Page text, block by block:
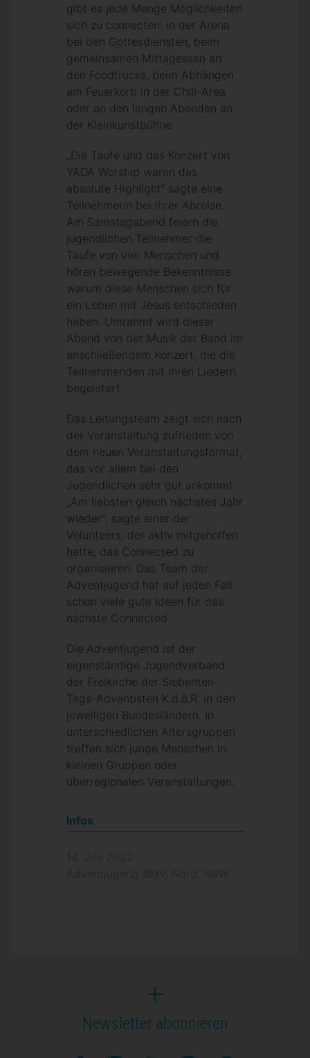
gibt es jede Menge Möglichkeiten
sich zu connecten: in der Arena
bei den Gottesdiensten, beim
gemeinsamen Mittagessen an
den Foodtrucks, beim Abhängen
am Feuerkorb in der Chill-Area
oder an den langen Abenden an
der Kleinkunstbühne.
„Die Taufe und das Konzert von
YADA Worship waren das
absolute Highlight“ sagte eine
Teilnehmerin bei ihrer Abreise.
Am Samstagabend feiern die
jugendlichen Teilnehmer die
Taufe von vier Menschen und
hören bewegende Bekenntnisse
warum diese Menschen sich für
ein Leben mit Jesus entschieden
haben. Umrahmt wird dieser
Abend von der Musik der Band im
anschließendem Konzert, die die
Teilnehmenden mit ihren Liedern
begeistert.
Das Leitungsteam zeigt sich nach
der Veranstaltung zufrieden von
dem neuen Veranstaltungsformat,
das vor allem bei den
Jugendlichen sehr gut ankommt.
„Am liebsten gleich nächstes Jahr
wieder“, sagte einer der
Volunteers, der aktiv mitgeholfen
hatte, das Connected zu
organisieren. Das Team der
Adventjugend hat auf jeden Fall
schon viele gute Ideen für das
nächste Connected.
Die Adventjugend ist der
eigenständige Jugendverband
der Freikirche der Siebenten-
Tags-Adventisten K.d.ö.R. in den
jeweiligen Bundesländern. In
unterschiedlichen Altersgruppen
treffen sich junge Menschen in
kleinen Gruppen oder
überregionalen Veranstaltungen.
Infos
Newsletter abonnieren